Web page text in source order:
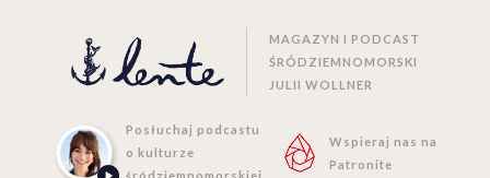
MAGAZYN I PODCAST
ŚRÓDZIEMNOMORSKI
JULII WOLLNER
Posłuchaj podcastu
o kulturze
Wspieraj nas na
Patronite